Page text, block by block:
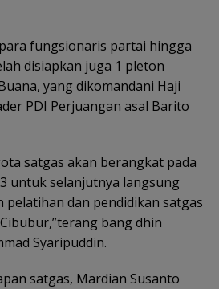
fungsionaris partai hingga
disiapkan juga 1 pleton
yang dikomandani Haji
PDI Perjuangan asal Barito
satgas akan berangkat pada
untuk selanjutnya langsung
pelatihan dan pendidikan satgas
bang dhin
Syaripuddin.
satgas, Mardian Susanto